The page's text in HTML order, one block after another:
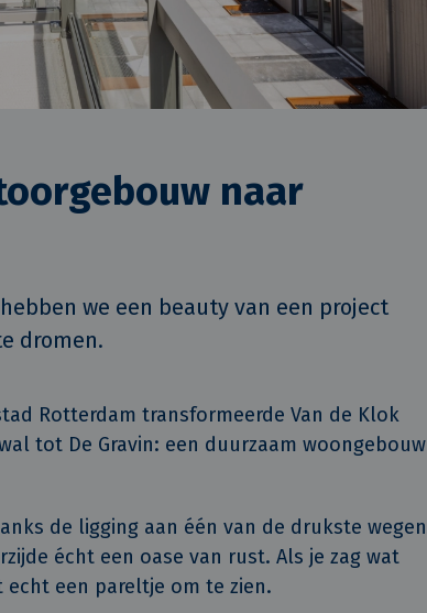
naar
we een beauty van een project
dromen.
Rotterdam transformeerde Van de Klok
tot De Gravin: een duurzaam woongebouw
de ligging aan één van de drukste wegen
écht een oase van rust. Als je zag wat
een pareltje om te zien.